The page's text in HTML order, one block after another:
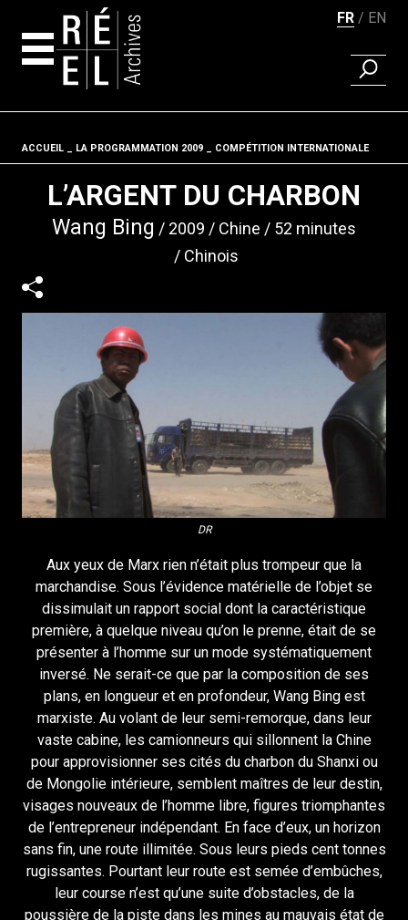
FR EN
Fil d'ariane
ACCUEIL LA PROGRAMMATION 2009 COMPÉTITION INTERNATIONALE
L’ARGENT DU CHARBON
Wang Bing 2009 Chine
52 minutes
Chinois
DR
Aux yeux de Marx rien n’était plus trompeur que la
marchandise. Sous l’évidence matérielle de l’objet se
dissimulait un rapport social dont la caractéristique
première, à quelque niveau qu’on le prenne, était de se
présenter à l’homme sur un mode systématiquement
inversé. Ne serait-ce que par la composition de ses
plans, en longueur et en profondeur, Wang Bing est
marxiste. Au volant de leur semi-remorque, dans leur
vaste cabine, les camionneurs qui sillonnent la Chine
pour approvisionner ses cités du charbon du Shanxi ou
de Mongolie intérieure, semblent maîtres de leur destin,
visages nouveaux de l’homme libre, figures triomphantes
de l’entrepreneur indépendant. En face d’eux, un horizon
sans fin, une route illimitée. Sous leurs pieds cent tonnes
rugissantes. Pourtant leur route est semée d’embûches,
leur course n’est qu’une suite d’obstacles, de la
poussière de la piste dans les mines au mauvais état de